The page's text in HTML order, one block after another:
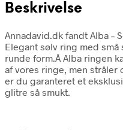
Beskrivelse
Annadavid.dk fandt Alba –
Elegant sølv ring med
runde form.Â Alba ringen
af vores ringe, men stråler
er du garanteret et
glitre så smukt.